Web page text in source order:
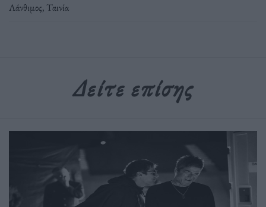
Λάνθιμος, Ταινία
Δείτε επίσης